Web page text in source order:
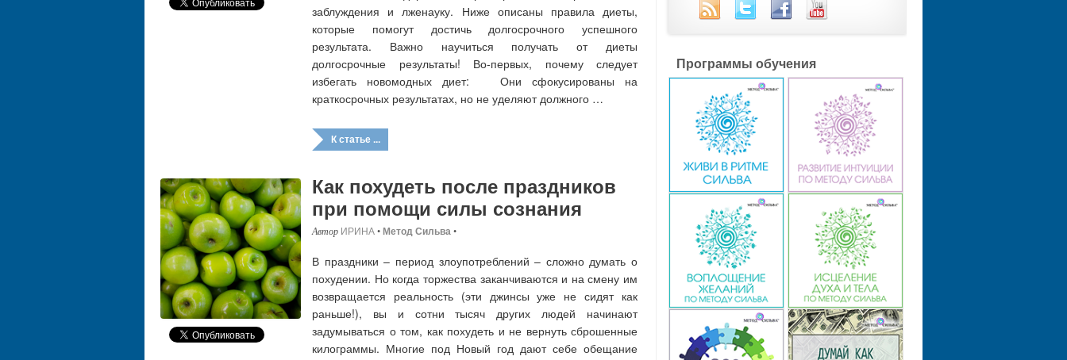
заблуждения и лженауку. Ниже описаны правила диеты,
которые помогут достичь долгосрочного успешного
результата. Важно научиться получать от диеты
долгосрочные результаты! Во-первых, почему следует
избегать новомодных диет: Они сфокусированы на
краткосрочных результатах, но не уделяют должного …
К статье ...
Как похудеть после праздников
при помощи силы сознания
ИРИНА•Метод Сильва•
В праздники – период злоупотреблений – сложно думать о
похудении. Но когда торжества заканчиваются и на смену им
возвращается реальность (эти джинсы уже не сидят как
раньше!), вы и сотни тысяч других людей начинают
задумываться о том, как похудеть и не вернуть сброшенные
килограммы. Многие под Новый год дают себе обещание
Программы обучения